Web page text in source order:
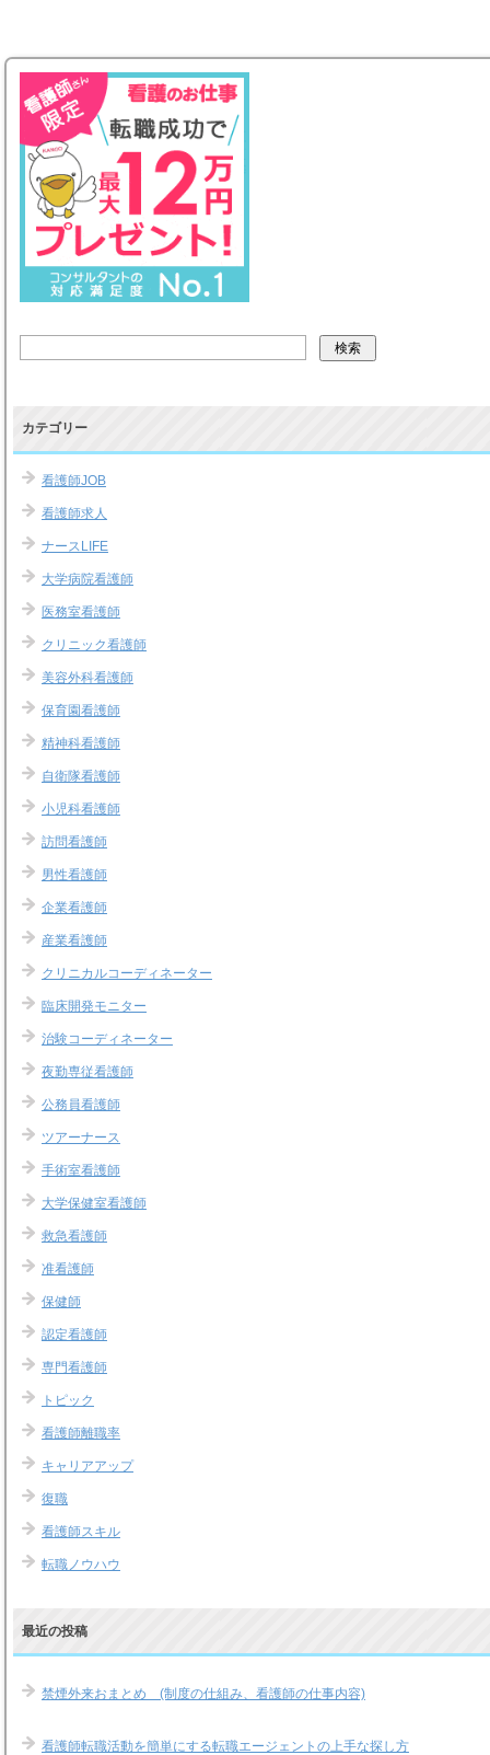
カテゴリー
看護師JOB
看護師求人
ナースLIFE
大学病院看護師
医務室看護師
クリニック看護師
美容外科看護師
保育園看護師
精神科看護師
自衛隊看護師
小児科看護師
訪問看護師
男性看護師
企業看護師
産業看護師
クリニカルコーディネーター
臨床開発モニター
治験コーディネーター
夜勤専従看護師
公務員看護師
ツアーナース
手術室看護師
大学保健室看護師
救急看護師
准看護師
保健師
認定看護師
専門看護師
トピック
看護師離職率
キャリアアップ
復職
看護師スキル
転職ノウハウ
最近の投稿
禁煙外来おまとめ (制度の仕組み、看護師の仕事内容)
看護師転職活動を簡単にする転職エージェントの上手な探し方